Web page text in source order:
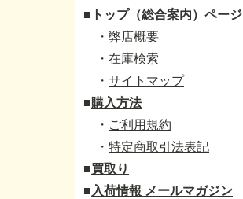
■ トップ（総合案内）ページ
・ 弊店概要
・ 在庫検索
・ サイトマップ
■購入方法
・ ご利用規約
・ 特定商取引法表記
■買取り
■ 入荷情報 メールマガジン